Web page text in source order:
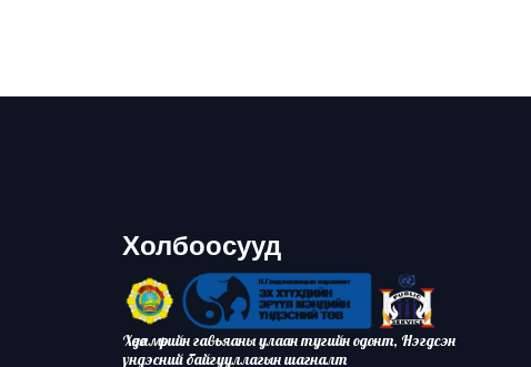
Холбоосууд
Хөдөлмөрийн гавьяаны улаан тугийн одонт, Нэгдсэн
үндэсний байгууллагын шагналт